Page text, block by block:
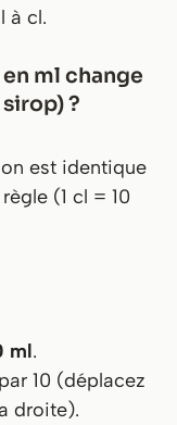
à cl.
ml change
?
est identique
(1 cl = 10
ml.
10 (déplacez
droite).